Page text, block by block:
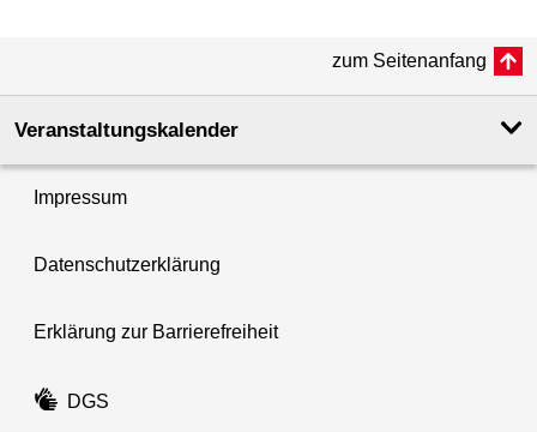
zum Seitenanfang
Veranstaltungskalender
Impressum
Datenschutzerklärung
Erklärung zur Barrierefreiheit
DGS